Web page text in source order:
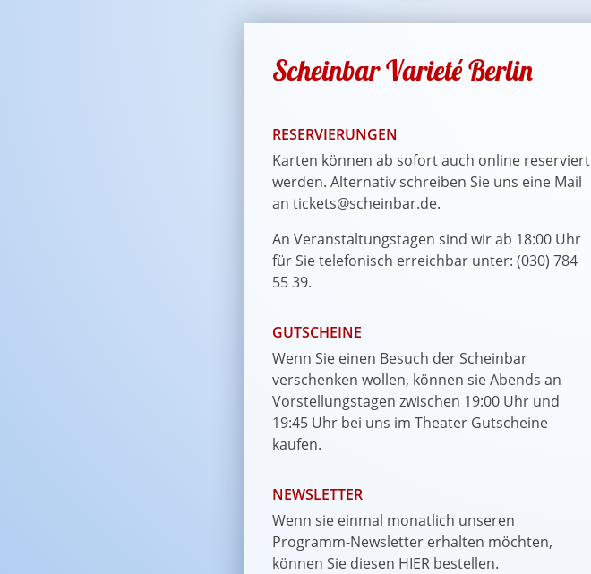
Scheinbar Varieté Berlin
RESERVIERUNGEN
Karten können ab sofort auch online reserviert
werden. Alternativ schreiben Sie uns eine Mail
an tickets@scheinbar.de.
An Veranstaltungstagen sind wir ab 18:00 Uhr
für Sie telefonisch erreichbar unter: (030) 784
55 39.
GUTSCHEINE
Wenn Sie einen Besuch der Scheinbar
verschenken wollen, können sie Abends an
Vorstellungstagen zwischen 19:00 Uhr und
19:45 Uhr bei uns im Theater Gutscheine
kaufen.
NEWSLETTER
Wenn sie einmal monatlich unseren
Programm-Newsletter erhalten möchten,
können Sie diesen HIER bestellen.